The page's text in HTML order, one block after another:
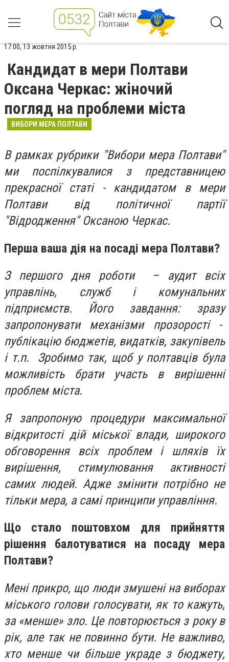
17:00, 13 жовтня 2015 р.
Кандидат в мери Полтави
Оксана Черкас: жіночий
погляд на проблеми міста
ВИБОРИ МЕРА ПОЛТАВИ
В рамках рубрики "Вибори мера Полтави"
ми поспілкувалися з представницею
прекрасної статі - кандидатом в мери
Полтави від політичної партії
"Відродження" Оксаною Черкас.
Перша ваша дія на посаді мера Полтави?
З першого дня роботи – аудит всіх
управлінь, служб і комунальних
підприємств. Його завдання: зразу
запропонувати механізми прозорості -
публікацію бюджетів, видатків, закупівель
і т.п. Зробимо так, щоб у полтавців була
можливість брати участь в вирішенні
проблем міста.
Я запропоную процедури максимальної
відкритості дій міської влади, широкого
обговорення всіх проблем і шляхів їх
вирішення, стимулювання активності
самих людей. Адже змінити потрібно не
тільки мера, а самі принципи управління.
Що стало поштовхом для прийняття
рішення балотуватися на посаду мера
Полтави?
Мені прикро, що люди змушені на виборах
міського голови голосувати, як то кажуть,
за «менше» зло. Це повторюється з року в
рік, але так не повинно бути. Не важливо,
хто менше чи більше украде з бюджету,